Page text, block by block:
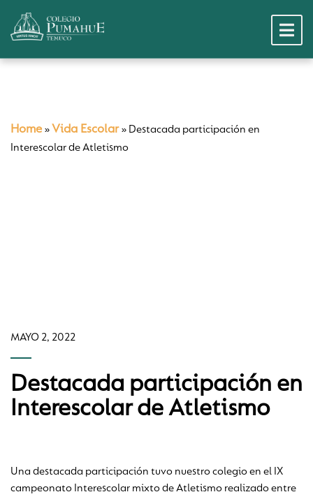
Home » Vida Escolar» Destacada participación en
Interescolar de Atletismo
MAYO 2, 2022
Destacada participación en
Interescolar de Atletismo
Una destacada participación tuvo nuestro colegio en el IX
campeonato Interescolar mixto de Atletismo realizado entre